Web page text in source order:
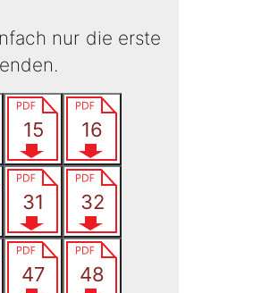
nur die erste